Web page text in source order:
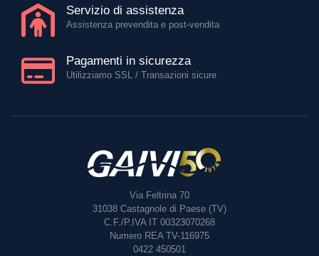
Servizio di assistenza
Assistenza prevendita e post-vendita
Pagamenti in sicurezza
Utilizziamo SSL / Transazioni sicure
Via Feltrina 70
31038 Castagnole di Paese (TV)
C.F./P.IVA IT 00323070268
Numero REA TV-116975
0422 450501